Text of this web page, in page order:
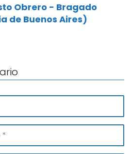
Obrero - Bragado
de Buenos Aires)